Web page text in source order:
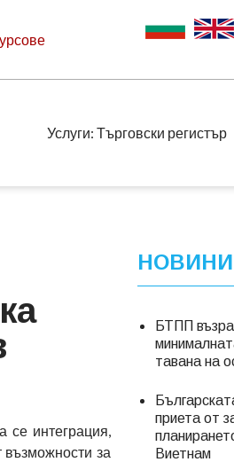
Услуги: Търговски регистър
се интеграция,
възможности за
БТПП
тавана на
приета от
Виетнам